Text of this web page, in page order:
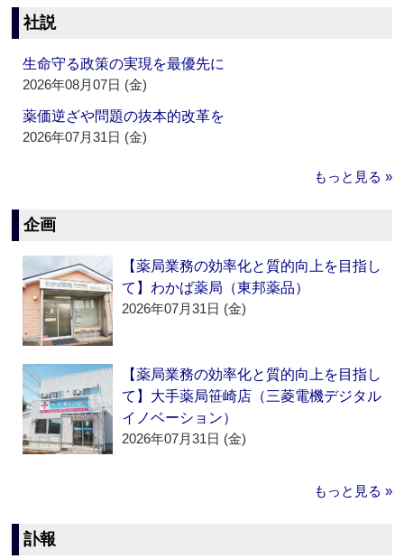
社説
生命守る政策の実現を最優先に
2026年08月07日 (金)
薬価逆ざや問題の抜本的改革を
2026年07月31日 (金)
もっと見る »
企画
【薬局業務の効率化と質的向上を目指し
て】わかば薬局（東邦薬品）
2026年07月31日 (金)
【薬局業務の効率化と質的向上を目指し
て】大手薬局笹崎店（三菱電機デジタル
イノベーション）
2026年07月31日 (金)
もっと見る »
訃報